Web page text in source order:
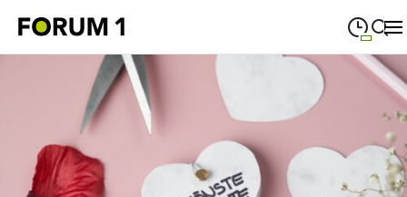
Suche schließen
09:00 19:00
Dienstag
DIENSTAG 19:00
Mittwoch
MITTWOCH